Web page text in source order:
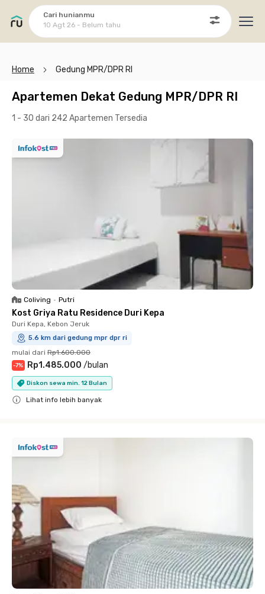
Cari hunianmu
10 Agt 26 - Belum tahu
Home Gedung MPR/DPR RI
Apartemen Dekat Gedung MPR/DPR RI
1 - 30 dari 242 Apartemen Tersedia
Coliving • Putri
Kost Griya Ratu Residence Duri Kepa
Duri Kepa, Kebon Jeruk
5.6 km dari gedung mpr dpr ri
mulai dari Rp1.600.000
-7% Rp1.485.000 /bulan
Diskon sewa min. 12 Bulan
Lihat info lebih banyak